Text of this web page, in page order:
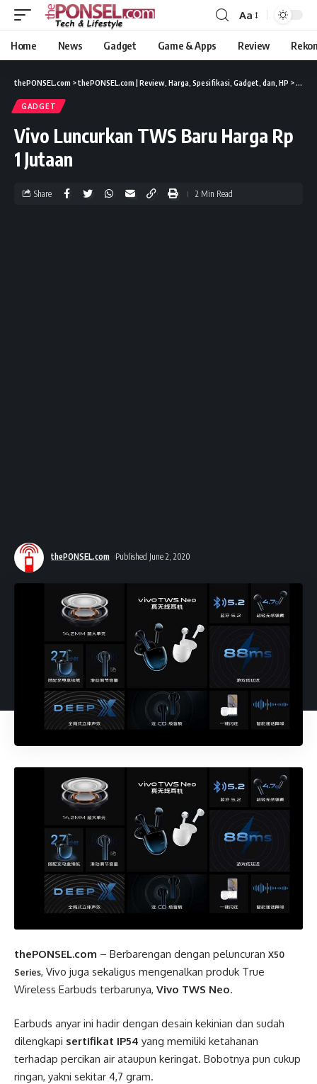
Aa
Home News Gadget Game & Apps Review
thePONSEL.com >thePONSEL.com | Review, Harga, Spesifikasi, Gadget, dan, HP >
GADGET
Vivo Luncurkan TWS Baru Harga Rp
1 Jutaan
thePONSEL.com Published June 2, 2020
Share 2 Min Read
thePONSEL.com – Berbarengan dengan peluncuran X50
Series, Vivo juga sekaligus mengenalkan produk True
Wireless Earbuds terbarunya, Vivo TWS Neo.
Earbuds anyar ini hadir dengan desain kekinian dan sudah
dilengkapi sertifikat IP54 yang memiliki ketahanan
terhadap percikan air ataupun keringat. Bobotnya pun cukup
ringan, yakni sekitar 4,7 gram.